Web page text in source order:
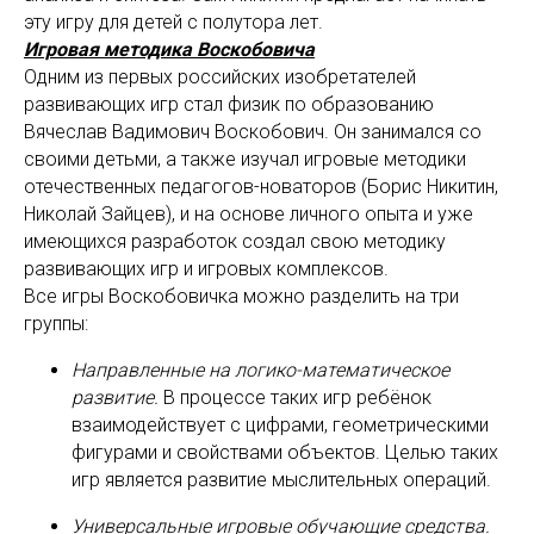
эту игру для детей с полутора лет.
Игровая методика Воскобовича
Одним из первых российских изобретателей
развивающих игр стал физик по образованию
Вячеслав Вадимович Воскобович. Он занимался со
своими детьми, а также изучал игровые методики
отечественных педагогов-новаторов (Борис Никитин,
Николай Зайцев), и на основе личного опыта и уже
имеющихся разработок создал свою методику
развивающих игр и игровых комплексов.
Все игры Воскобовичка можно разделить на три
группы:
Направленные на логико-математическое
развитие. В процессе таких игр ребёнок
взаимодействует с цифрами, геометрическими
фигурами и свойствами объектов. Целью таких
игр является развитие мыслительных операций.
Универсальные игровые обучающие средства.